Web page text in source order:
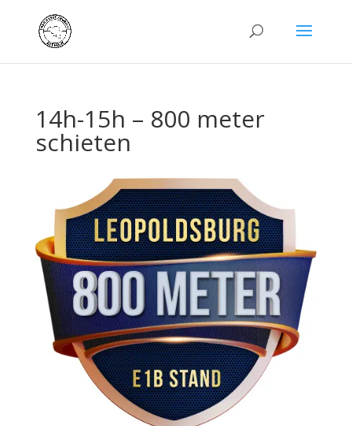
14h-15h – 800 meter
schieten